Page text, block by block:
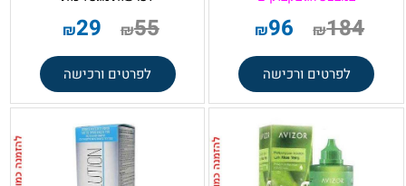
₪184
₪96
לפרטים ורכישה
₪55
₪29
לפרטים ורכישה